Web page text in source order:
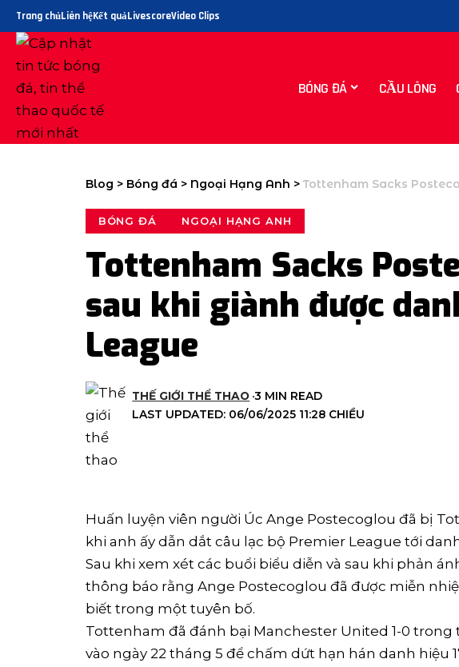
Trang chủLiên hệKết quảLivescoreVideo Clips
BÓNG ĐÁ CẦU LÔNG
Blog > Bóng đá > Ngoại Hạng Anh > Tottenham Sacks Postecoglou
BÓNG ĐÁ NGOẠI HẠNG ANH
Tottenham Sacks
sau khi giành được
League
LAST UPDATED: 06/06/2025 11:28 CHIỀU
THẾ GIỚI THỂ THAO 3 MIN READ
Huấn luyện viên người Úc Ange Postecoglou đã bị
khi anh ấy dẫn dắt câu lạc bộ Premier League tới
Sau khi xem xét các buổi biểu diễn và sau khi phản
thông báo rằng Ange Postecoglou đã được miễn
biết trong một tuyên bố.
Tottenham đã đánh bại Manchester United 1-0
vào ngày 22 tháng 5 để chấm dứt hạn hán danh hiệu